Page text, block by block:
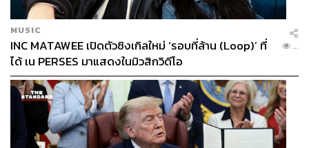
MUSIC
INC MATAWEE เปิดตัวซิงเกิลใหม่ ‘รอบที่ล้าน (Loop)’ ที่
ได้ เน PERSES มาแสดงในมิวสิกวิดีโอ
...